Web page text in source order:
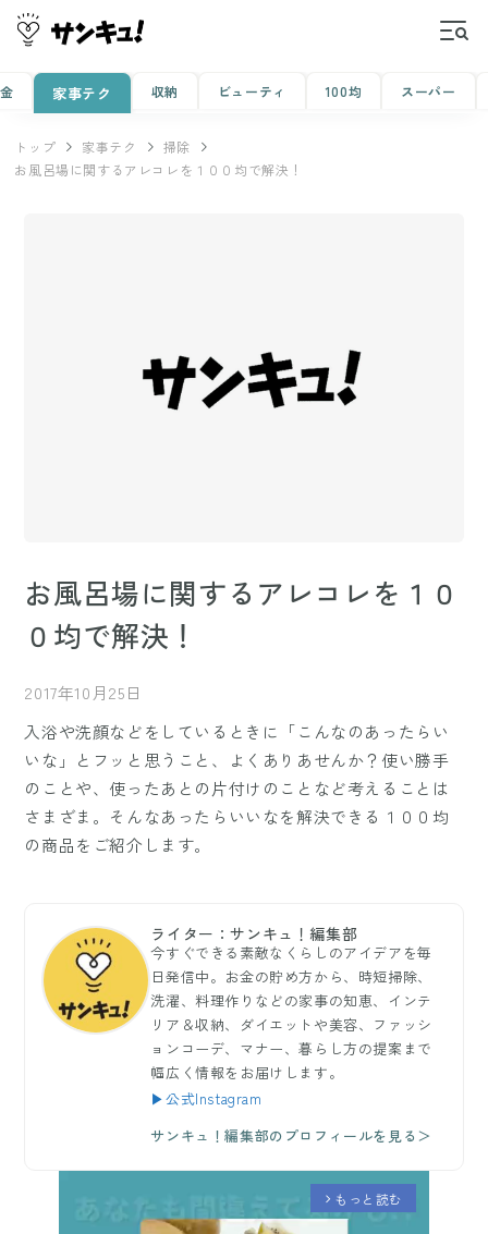
家事テク 収納 ビューティ 100均 スーパー
トップ 家事テク
掃除
お風呂場に関するアレコレを１００均で解決！
お風呂場に関するアレコレを１０
０均で解決！
2017年10月25日
入浴や洗顔などをしているときに「こんなのあったらい
いな」とフッと思うこと、よくありあせんか？使い勝手
のことや、使ったあとの片付けのことなど考えることは
さまざま。そんなあったらいいなを解決できる１００均
の商品をご紹介します。
ライター：サンキュ！編集部
今すぐできる素敵なくらしのアイデアを毎
日発信中。お金の貯め方から、時短掃除、
洗濯、料理作りなどの家事の知恵、インテ
リア＆収納、ダイエットや美容、ファッシ
ョンコーデ、マナー、暮らし方の提案まで
幅広く情報をお届けします。
▶公式Instagram
サンキュ！編集部のプロフィールを見る＞
arrow_forward_ios もっと読む